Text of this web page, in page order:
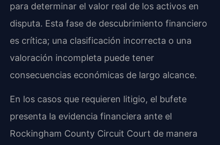
para determinar el valor real de los activos en
disputa. Esta fase de descubrimiento financiero
es crítica; una clasificación incorrecta o una
valoración incompleta puede tener
consecuencias económicas de largo alcance.
En los casos que requieren litigio, el bufete
presenta la evidencia financiera ante el
Rockingham County Circuit Court de manera